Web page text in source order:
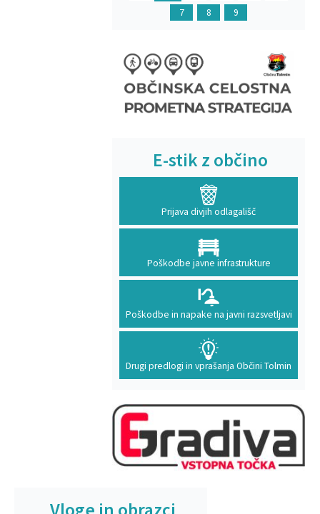
7
8 9
E-stik z občino
Prijava divjih odlagališč
Poškodbe javne infrastrukture
Poškodbe in napake na javni razsvetljavi
Drugi predlogi in vprašanja Občini Tolmin